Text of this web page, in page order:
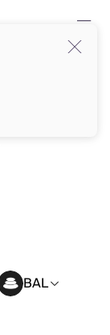
BAL